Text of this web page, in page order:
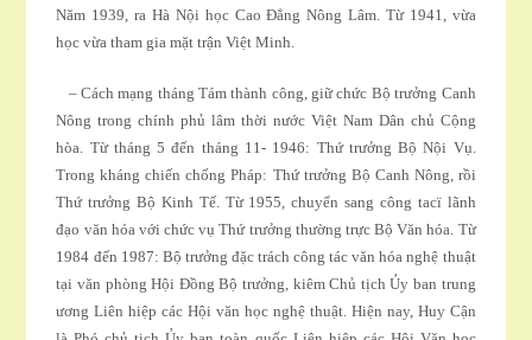
Năm 1939, ra Hà Nội học Cao Ðẳng Nông Lâm. Từ 1941, vừa
học vừa tham gia mặt trận Việt Minh.
– Cách mạng tháng Tám thành công, giữ chức Bộ trưởng Canh
Nông trong chính phủ lâm thời nước Việt Nam Dân chủ Cộng
hòa. Từ tháng 5 đến tháng 11- 1946: Thứ trưởng Bộ Nội Vụ.
Trong kháng chiến chống Pháp: Thứ trưởng Bộ Canh Nông, rồi
Thứ trưởng Bộ Kinh Tế. Từ 1955, chuyển sang công tacï lãnh
đạo văn hóa với chức vụ Thứ trưởng thường trực Bộ Văn hóa. Từ
1984 đến 1987: Bộ trưởng đặc trách công tác văn hóa nghệ thuật
tại văn phòng Hội Ðồng Bộ trưởng, kiêm Chủ tịch Ủy ban trung
ương Liên hiệp các Hội văn học nghệ thuật. Hiện nay, Huy Cận